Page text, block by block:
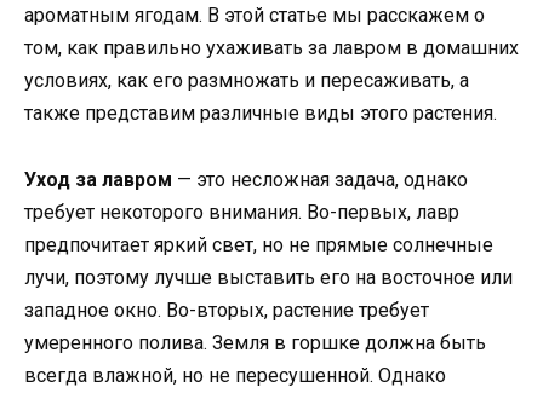
ароматным ягодам. В этой статье мы расскажем о
том, как правильно ухаживать за лавром в домашних
условиях, как его размножать и пересаживать, а
также представим различные виды этого растения.
Уход за лавром — это несложная задача, однако
требует некоторого внимания. Во-первых, лавр
предпочитает яркий свет, но не прямые солнечные
лучи, поэтому лучше выставить его на восточное или
западное окно. Во-вторых, растение требует
умеренного полива. Земля в горшке должна быть
всегда влажной, но не пересушенной. Однако